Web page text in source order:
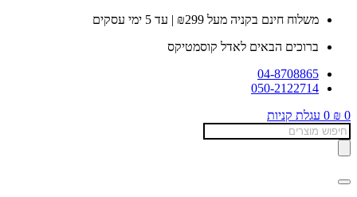
משלוח חינם בקניה מעל ₪299 | עד 5 ימי עסקים
ברוכים הבאים לאדל קוסמטיקס
04-8708865
050-2122714
₪ 0
0 עגלת קניות
Products
search